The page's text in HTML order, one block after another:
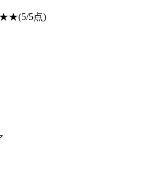
(5/5点)